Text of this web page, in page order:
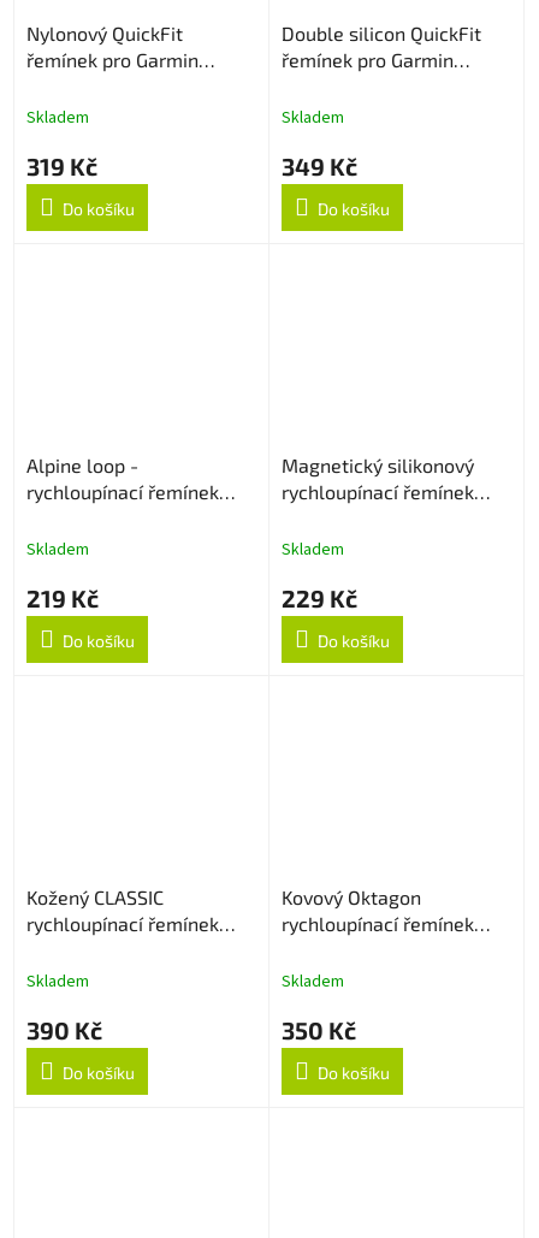
Nylonový QuickFit
řemínek pro Garmin
Skladem
319 Kč
Do košíku
Double silicon QuickFit
řemínek pro Garmin
Skladem
349 Kč
Do košíku
Alpine loop -
rychloupínací řemínek
Skladem
219 Kč
Do košíku
Magnetický silikonový
rychloupínací řemínek
Skladem
229 Kč
Do košíku
Kožený CLASSIC
rychloupínací řemínek
Skladem
390 Kč
Do košíku
Kovový Oktagon
rychloupínací řemínek
Skladem
350 Kč
Do košíku